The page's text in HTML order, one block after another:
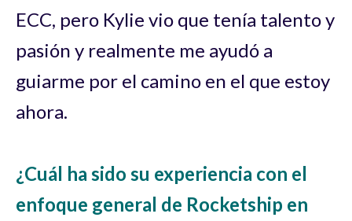
ECC, pero Kylie vio que tenía talento y
pasión y realmente me ayudó a
guiarme por el camino en el que estoy
ahora.
¿Cuál ha sido su experiencia con el
enfoque general de Rocketship en